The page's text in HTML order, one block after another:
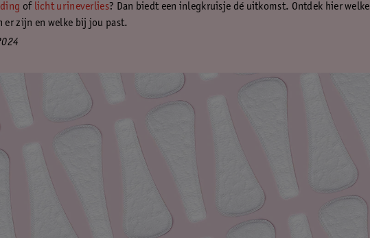
of licht urineverlies? Dan biedt een inlegkruisje dé uitkomst. Ontdek hier welke
er zijn en welke bij jou past.